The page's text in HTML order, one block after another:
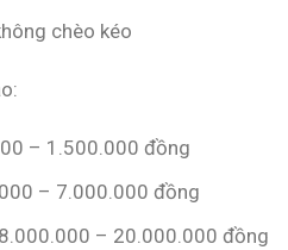
chèo kéo
– 1.500.000 đồng
– 7.000.000 đồng
– 20.000.000 đồng